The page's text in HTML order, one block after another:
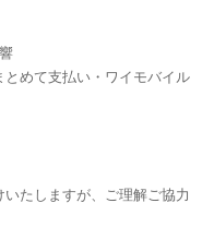
めて支払い・ワイモバイル
たしますが、ご理解ご協力